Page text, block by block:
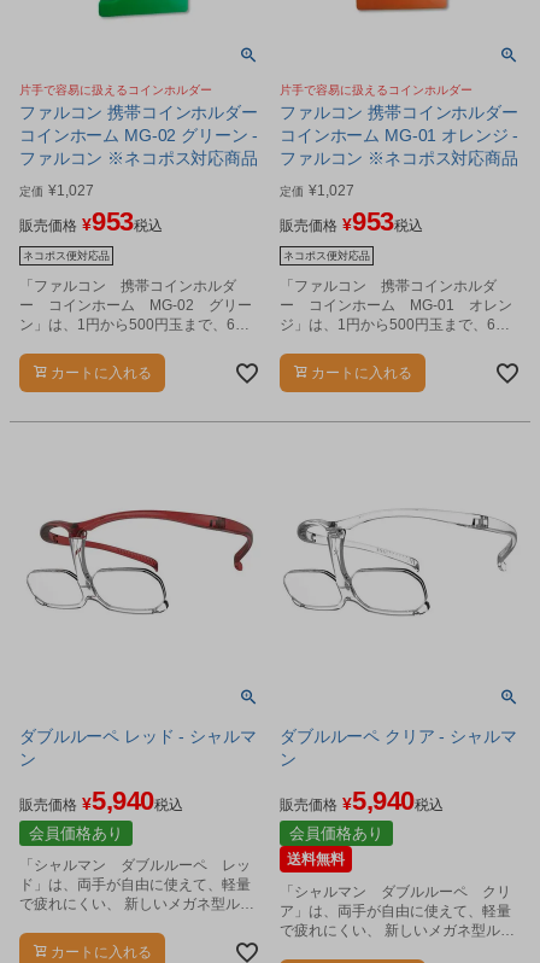
片手で容易に扱えるコインホルダー
ファルコン 携帯コインホルダー
コインホーム MG-02 グリーン -
ファルコン ※ネコポス対応商品
定価 ¥1,027
販売価格 ¥953税込
ネコポス便対応品
「ファルコン 携帯コインホルダ
ー コインホーム MG-02 グリー
ン」は、1円から500円玉まで、6種
インホルダーです。
カートに入れる
片手で容易に扱えるコインホルダー
ファルコン 携帯コインホルダー
コインホーム MG-01 オレンジ -
ファルコン ※ネコポス対応商品
定価 ¥1,027
販売価格 ¥953税込
ネコポス便対応品
「ファルコン 携帯コインホルダ
ー コインホーム MG-01 オレン
ジ」は、1円から500円玉まで、6種
インホルダーです。
カートに入れる
ダブルルーペ レッド - シャルマ
ン
販売価格 ¥5,940税込
会員価格あり
「シャルマン ダブルルーペ レッ
ド」は、両手が自由に使えて、軽量
で疲れにくい、 新しいメガネ型ルー
カートに入れる
ダブルルーペ クリア - シャルマ
ン
販売価格 ¥5,940税込
会員価格あり
送料無料
「シャルマン ダブルルーペ クリ
ア」は、両手が自由に使えて、軽量
で疲れにくい、 新しいメガネ型ルー